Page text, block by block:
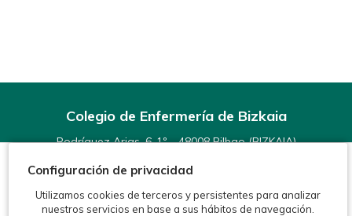
Colegio de Enfermería de Bizkaia
Rodríguez Arias, 6-1º - 48008 Bilbao (BIZKAIA)
Fax: 944 15 54 92
info@enfermeriabizkaia.org
Configuración de privacidad
Utilizamos cookies de terceros y persistentes para analizar
nuestros servicios en base a sus hábitos de navegación.